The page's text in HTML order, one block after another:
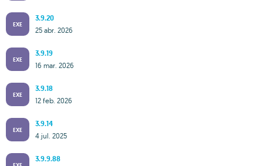
EXE
3.9.20
25 abr. 2026
EXE
3.9.19
16 mar. 2026
EXE
3.9.18
12 feb. 2026
EXE
3.9.14
4 jul. 2025
3.9.9.88